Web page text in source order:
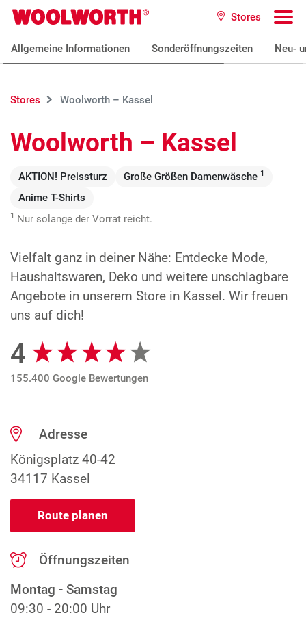
Zum Hauptinhalt
Woolworth GmbH Stores
Allgemeine Informationen Sonderöffnungszeiten Neu-
Stores Woolworth – Kassel
Woolworth – Kassel
AKTION! Preissturz Große Größen Damenwäsche 1
Anime T-Shirts
1 Nur solange der Vorrat reicht.
Vielfalt ganz in deiner Nähe: Entdecke Mode,
Haushaltswaren, Deko und weitere unschlagbare
Angebote in unserem Store in Kassel. Wir freuen
uns auf dich!
Google Bewertungen
4
155.400 Google Bewertungen
Adresse
Königsplatz 40-42
34117 Kassel
Route planen
Öffnungszeiten
Montag - Samstag
09:30 - 20:00 Uhr